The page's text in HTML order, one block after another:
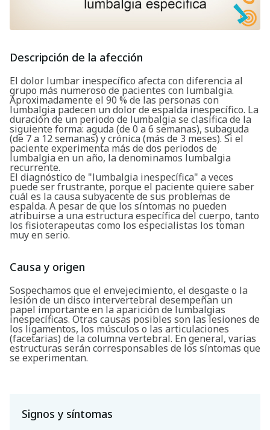
Descripción de la afección
El dolor lumbar inespecífico afecta con diferencia al
grupo más numeroso de pacientes con lumbalgia.
Aproximadamente el 90 % de las personas con
lumbalgia padecen un dolor de espalda inespecífico. La
duración de un periodo de lumbalgia se clasifica de la
siguiente forma: aguda (de 0 a 6 semanas), subaguda
(de 7 a 12 semanas) y crónica (más de 3 meses). Si el
paciente experimenta más de dos periodos de
lumbalgia en un año, la denominamos lumbalgia
recurrente.
El diagnóstico de "lumbalgia inespecífica" a veces
puede ser frustrante, porque el paciente quiere saber
cuál es la causa subyacente de sus problemas de
espalda. A pesar de que los síntomas no pueden
atribuirse a una estructura específica del cuerpo, tanto
los fisioterapeutas como los especialistas los toman
muy en serio.
Causa y origen
Sospechamos que el envejecimiento, el desgaste o la
lesión de un disco intervertebral desempeñan un
papel importante en la aparición de lumbalgias
inespecíficas. Otras causas posibles son las lesiones de
los ligamentos, los músculos o las articulaciones
(facetarias) de la columna vertebral. En general, varias
estructuras serán corresponsables de los síntomas que
se experimentan.
Signos y síntomas